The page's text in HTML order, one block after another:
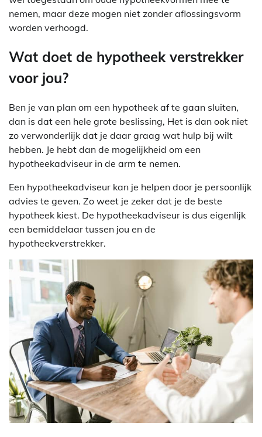
nemen, maar deze mogen niet zonder aflossingsvorm
worden verhoogd.
Wat doet de hypotheek verstrekker
voor jou?
Ben je van plan om een hypotheek af te gaan sluiten,
dan is dat een hele grote beslissing, Het is dan ook niet
zo verwonderlijk dat je daar graag wat hulp bij wilt
hebben. Je hebt dan de mogelijkheid om een
hypotheekadviseur in de arm te nemen.
Een hypotheekadviseur kan je helpen door je persoonlijk
advies te geven. Zo weet je zeker dat je de beste
hypotheek kiest. De hypotheekadviseur is dus eigenlijk
een bemiddelaar tussen jou en de
hypotheekverstrekker.